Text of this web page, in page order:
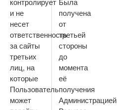
и не
несет
ответственность
за сайты
третьих
лиц, на
которые
Пользователь
может
получена
от
третьей
стороны
до
момента
её
получения
Администрацией